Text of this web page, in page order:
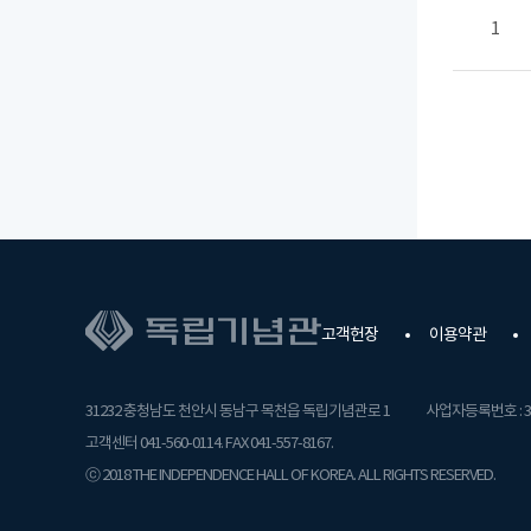
1
고객헌장 이용약관
31232 충청남도 천안시 동남구 목천읍 독립기념관로 1
사업자등록번호 :
고객센터 041-560-0114. FAX 041-557-8167.
ⓒ 2018 THE INDEPENDENCE HALL OF KOREA. ALL RIGHTS RESERVED.